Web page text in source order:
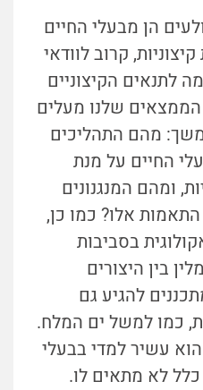
הן מבעלי החיים
קרוב לוודאי
לתנאים הקיצוניים
שלנו מעלים
מהם התהליכים
החיים על מנת
ומהם המנגנונים
אלו? כמו כן,
בסביבות
בין היצורים
להגיע גם
כמו למשל ים המלח.
עשיר למדי בבעלי
כלל לא מתאים לו.